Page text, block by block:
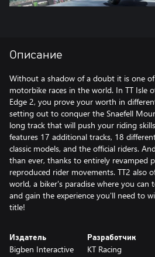
Описание
Without a shadow of a doubt it is one
motorbike races in the world. In TT Isle
Edge 2, you prove your worth in
setting out to conquer the Snaefell
long track that will push your riding
features 17 additional tracks, 18
classic models, and the official riders.
than ever, thanks to entirely revamped
reproduced rider movements. TT2 also
world, a biker's paradise where you can
and gain the experience you'll need to
title!
Издатель
Bigben Interactive
Разработчик
KT Racing